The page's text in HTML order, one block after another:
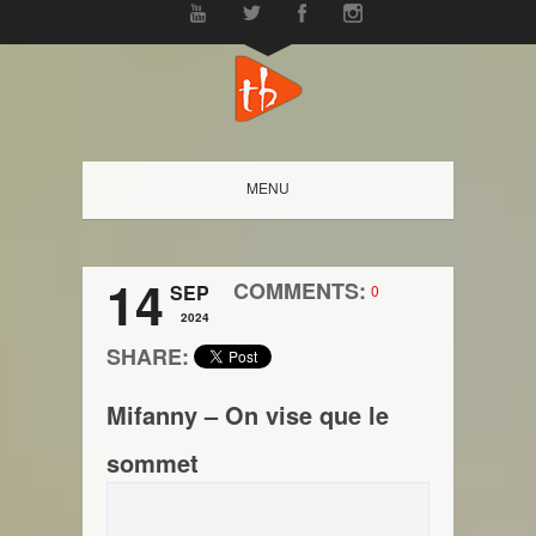
MENU
14 SEP
2024
COMMENTS: 0
SHARE:
Mifanny – On vise que le
sommet